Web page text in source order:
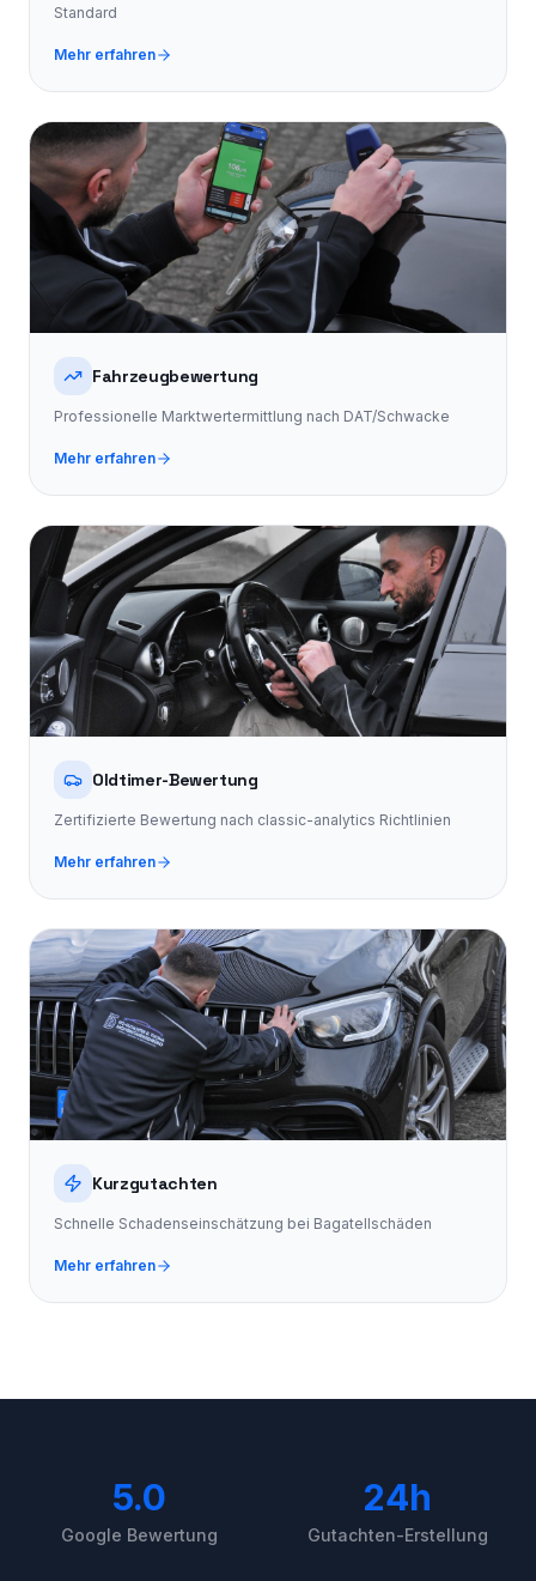
Standard
Mehr erfahren
Fahrzeugbewertung
Professionelle Marktwertermittlung nach DAT/Schwacke
Mehr erfahren
Oldtimer-Bewertung
Zertifizierte Bewertung nach classic-analytics Richtlinien
Mehr erfahren
Kurzgutachten
Schnelle Schadenseinschätzung bei Bagatellschäden
Mehr erfahren
5.0
Google Bewertung
24h
Gutachten-Erstellung